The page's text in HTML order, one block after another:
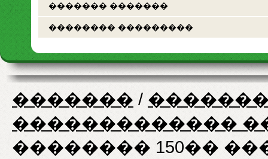
������� �������
�������� ���������
������� /
�������������
�������� 150��